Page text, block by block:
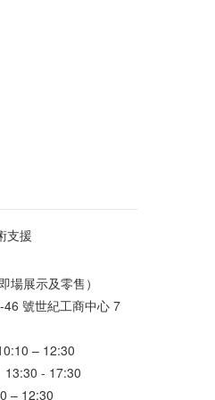
支援
場展示及零售）
號世紀工商中心 7
– 12:30
– 12:30